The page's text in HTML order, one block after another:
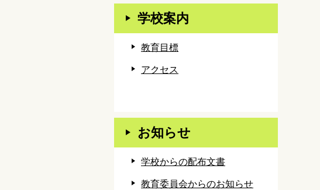
学校案内
教育目標
アクセス
お知らせ
学校からの配布文書
教育委員会からのお知らせ